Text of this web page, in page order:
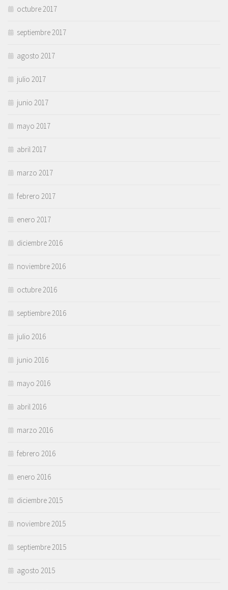
octubre 2017
septiembre 2017
agosto 2017
julio 2017
junio 2017
mayo 2017
abril 2017
marzo 2017
febrero 2017
enero 2017
diciembre 2016
noviembre 2016
octubre 2016
septiembre 2016
julio 2016
junio 2016
mayo 2016
abril 2016
marzo 2016
febrero 2016
enero 2016
diciembre 2015
noviembre 2015
septiembre 2015
agosto 2015